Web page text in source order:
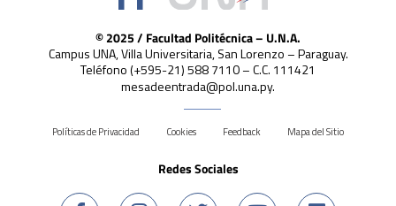
© 2025 / Facultad Politécnica – U.N.A.
Campus UNA, Villa Universitaria, San Lorenzo – Paraguay.
Teléfono (+595-21) 588 7110 – C.C. 111421
mesadeentrada@pol.una.py.
Políticas de Privacidad Cookies Feedback Mapa del Sitio
Redes Sociales